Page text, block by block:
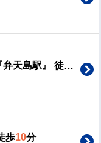
東海道本線（東海） 『弁天島駅』 徒歩
分
歩10分